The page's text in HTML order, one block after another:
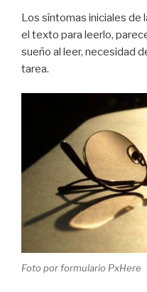
Los síntomas iniciales de
el texto para leerlo,
sueño al leer, necesidad
tarea.
Foto por formulario PxHere